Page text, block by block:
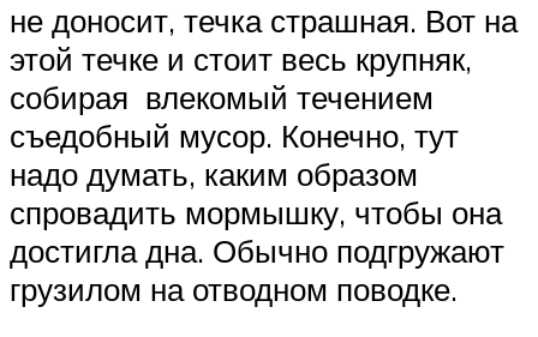
не доносит, течка страшная. Вот на
этой течке и стоит весь крупняк,
собирая влекомый течением
съедобный мусор. Конечно, тут
надо думать, каким образом
спровадить мормышку, чтобы она
достигла дна. Обычно подгружают
грузилом на отводном поводке.